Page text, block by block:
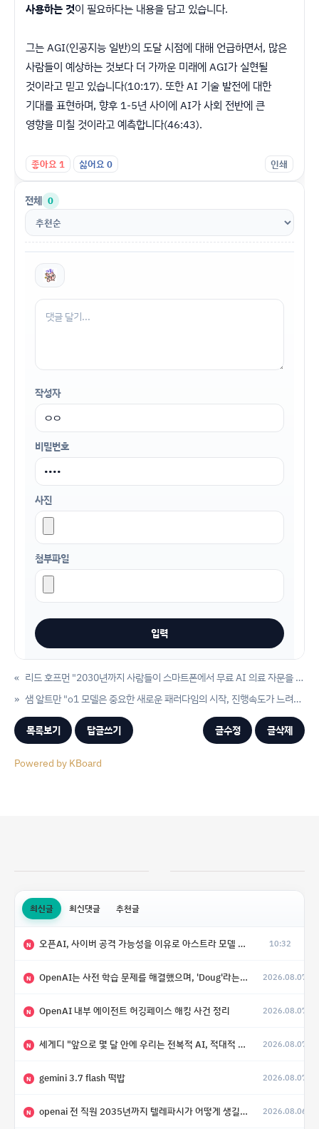
사용하는 것이 필요하다는 내용을 담고 있습니다.
그는 AGI(인공지능 일반)의 도달 시점에 대해 언급하면서, 많은
사람들이 예상하는 것보다 더 가까운 미래에 AGI가 실현될
것이라고 믿고 있습니다(10:17). 또한 AI 기술 발전에 대한
기대를 표현하며, 향후 1-5년 사이에 AI가 사회 전반에 큰
영향을 미칠 것이라고 예측합니다(46:43).
좋아요1 싫어요0 인쇄
전체 0
작성자
비밀번호
사진
첨부파일
«
리드 호프먼 "2030년까지 사람들이 스마트폰에서 무료 AI 의료 자문을 받을 수 있는 시스템이 가능할 것"
샘 알트만 "o1 모델은 중요한 새로운 패러다임의 시작, 진행속도가 느려지지 않을 뿐만 아니라, 새로운 몇 년을 앞두고 있습니다."
»
목록보기 답글쓰기 글수정 글삭제
Powered by KBoard
최신글 최신댓글 추천글
N 오픈AI, 사이버 공격 가능성을 이유로 아스트라 모델 출시 연기 10:32
N OpenAI는 사전 학습 문제를 해결했으며, 'Doug'라는 코드명을 가진 훨씬 더 큰 모델을 활발히 개발 중 2026.08.07
N OpenAI 내부 에이전트 허깅페이스 해킹 사건 정리 2026.08.07
N 세게디 "앞으로 몇 달 안에 우리는 전복적 AI, 적대적 AI 둘 다 보게 될 것" 2026.08.07
N gemini 3.7 flash 떡밥 2026.08.07
N openai 전 직원 2035년까지 텔레파시가 어떻게 생길 수 있는지 2026.08.06